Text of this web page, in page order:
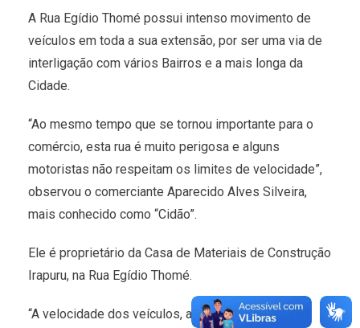
A Rua Egídio Thomé possui intenso movimento de
veículos em toda a sua extensão, por ser uma via de
interligação com vários Bairros e a mais longa da
Cidade.
“Ao mesmo tempo que se tornou importante para o
comércio, esta rua é muito perigosa e alguns
motoristas não respeitam os limites de velocidade”,
observou o comerciante Aparecido Alves Silveira,
mais conhecido como “Cidão”.
Ele é proprietário da Casa de Materiais de Construção
Irapuru, na Rua Egídio Thomé.
“A velocidade dos veículos, além de prejudicar o